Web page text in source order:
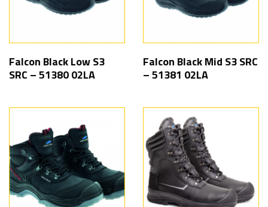
Falcon Black Low S3
SRC – 51380 02LA
Falcon Black Mid S3 SRC
– 51381 02LA